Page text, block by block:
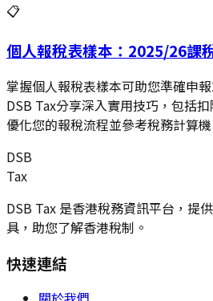
📋
個人報稅表樣本：2025/26課
掌握個人報稅表樣本可助您準確申
DSB Tax分享深入實用技巧，包括
優化您的報稅流程並參考稅務計算機
DSB
Tax
DSB Tax 是香港稅務資訊平台，提
具，助您了解香港稅制。
快速連結